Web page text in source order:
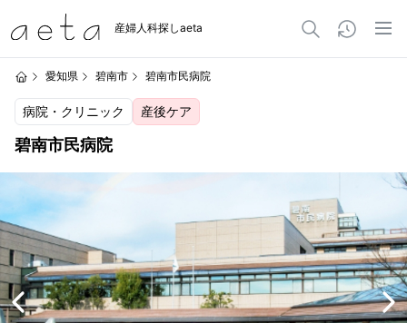
産婦人科探しaeta
愛知県 碧南市 碧南市民病院
病院・クリニック 産後ケア
碧南市民病院